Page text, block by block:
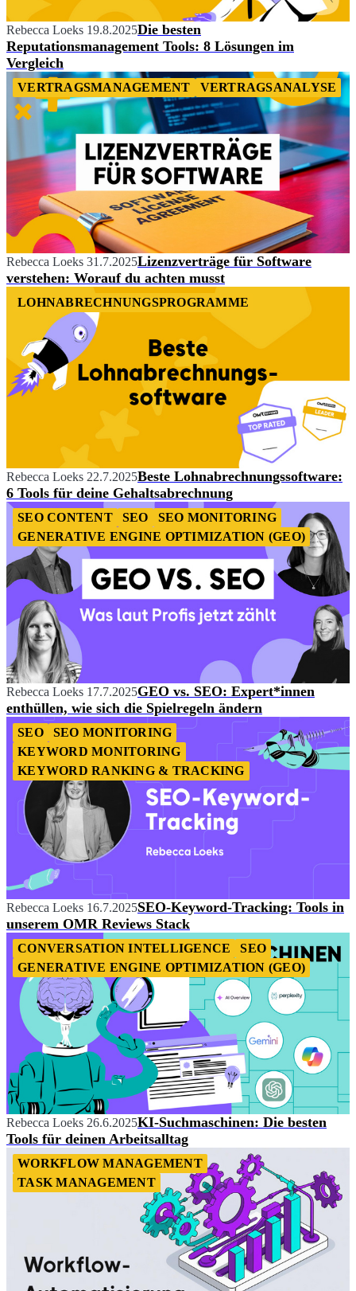
Rebecca Loeks 19.8.2025Die besten
Reputationsmanagement Tools: 8 Lösungen im
Vergleich
VERTRAGSMANAGEMENT VERTRAGSANALYSE
Rebecca Loeks 31.7.2025Lizenzverträge für Software
verstehen: Worauf du achten musst
LOHNABRECHNUNGSPROGRAMME
Rebecca Loeks 22.7.2025Beste Lohnabrechnungssoftware:
6 Tools für deine Gehaltsabrechnung
SEO CONTENT SEO
SEO MONITORING
GENERATIVE ENGINE OPTIMIZATION (GEO)
Rebecca Loeks 17.7.2025GEO vs. SEO: Expert*innen
enthüllen, wie sich die Spielregeln ändern
SEO
SEO MONITORING
KEYWORD MONITORING
KEYWORD RANKING & TRACKING
Rebecca Loeks 16.7.2025SEO-Keyword-Tracking: Tools in
unserem OMR Reviews Stack
CONVERSATION INTELLIGENCE
SEO
GENERATIVE ENGINE OPTIMIZATION (GEO)
Rebecca Loeks 26.6.2025KI-Suchmaschinen: Die besten
Tools für deinen Arbeitsalltag
WORKFLOW MANAGEMENT
TASK MANAGEMENT